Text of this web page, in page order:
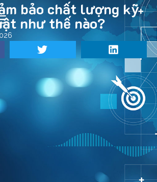
bảo chất lượng kỹ
như thế nào?